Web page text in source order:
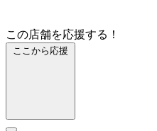
この店舗を応援する！
ここから応援